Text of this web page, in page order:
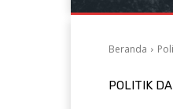
Beranda
POLITIK